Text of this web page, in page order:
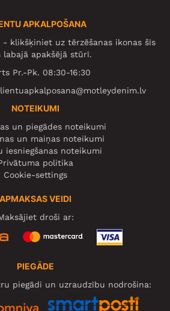
APKALPOŠANA
- klikšķiniet uz tērzēšanas ikonas šīs
labajā apakšējā stūrī.
Pr.-Pk. 08:30-16:30
NOTEIKUMI
un piegādes noteikumi
un maiņas noteikumi
iesniegšanas noteikumi
politika
Cookie-settings
APMAKSAS VEIDI
droši ar:
PIEGĀDE
piegādi un uzraudzību nodrošina: